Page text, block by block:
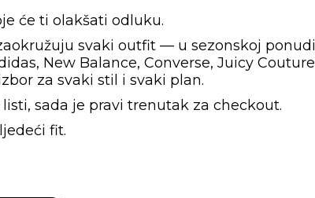
pon-pet 9:00-16:00 sati
kamata POGLEDAJ VIŠE
u trgovini POGLEDAJ VIŠE
nas brzo i jednostavno
će ti olakšati odluku.
svaki outfit — u sezonskoj ponudi
New Balance, Converse, Juicy Couture
za svaki stil i svaki plan.
sada je pravi trenutak za checkout.
fit.